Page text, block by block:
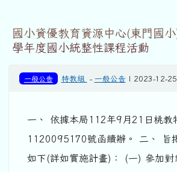
國小資優教育資源中心(東門國
學年度國小統整性課程活動
一般公告 特教組 - 一般公告 | 2023-12-
一、 依據本局112年9月21日桃教
1120095170號函續辦。 二、 旨
如下(詳如實施計畫)： (一) 參加對